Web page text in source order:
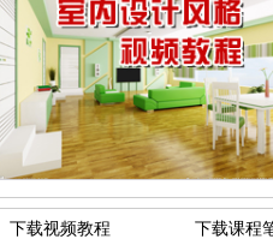
下载视频教程 下载课程